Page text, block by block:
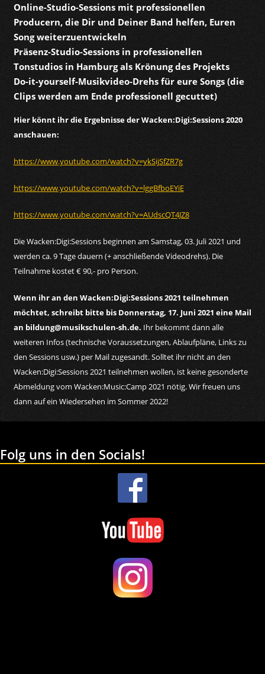
Online-Studio-Sessions mit professionellen
Producern, die Dir und Deiner Band helfen, Euren
Song weiterzuentwickeln
Präsenz-Studio-Sessions in professionellen
Tonstudios in Hamburg als Krönung des Projekts
Do-it-yourself-Musikvideo-Drehs für eure Songs (die
Clips werden am Ende professionell gecuttet)
Hier könnt ihr die Ergebnisse der Wacken:Digi:Sessions 2020
anschauen:
https://www.youtube.com/watch?v=ykSijSfZR7g
https://www.youtube.com/watch?v=lggBfboEYiE
https://www.youtube.com/watch?v=AUdscQT4JZ8
Die Wacken:Digi:Sessions beginnen am Samstag, 03. Juli 2021 und
werden ca. 9 Tage dauern (+ anschließende Videodrehs). Die
Teilnahme kostet € 90,- pro Person.
Wenn ihr an den Wacken:Digi:Sessions 2021 teilnehmen
möchtet, schreibt bitte bis Donnerstag, 17. Juni 2021 eine Mail
an bildung@musikschulen-sh.de. Ihr bekommt dann alle
weiteren Infos (technische Voraussetzungen, Ablaufpläne, Links zu
den Sessions usw.) per Mail zugesandt. Solltet ihr nicht an den
Wacken:Digi:Sessions 2021 teilnehmen wollen, ist keine gesonderte
Abmeldung vom Wacken:Music:Camp 2021 nötig. Wir freuen uns
dann auf ein Wiedersehen im Sommer 2022!
Folg uns in den Socials!